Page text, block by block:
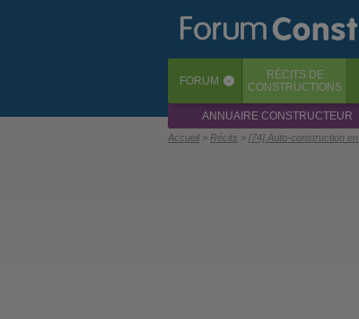
FORUM ‹ RÉCITS DE
CONSTRUCTIONS
ANNUAIRE CONSTRUCTEUR
Accueil Récits [74] Auto-construction